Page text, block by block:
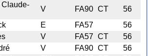
Claude-
V FA90 CT
56
E FA57
56
V FA57 CT
56
V FA90 CT
56